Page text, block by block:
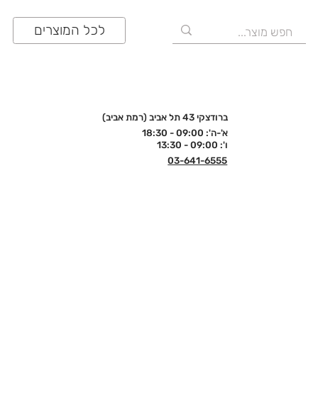
לכל המוצרים
ברודצקי 43 תל אביב (רמת אביב)
א'-ה': 09:00 - 18:30
ו': 09:00 - 13:30
03-641-6555